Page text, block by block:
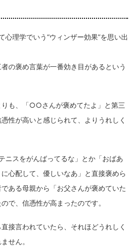
心理学でいう“ウィンザー効果”を思い出
の褒め言葉が一番効き目があるという
りも、「○○さんが褒めてたよ」と第三
性が高いと感じられて、よりうれしく
ニスをがんばってるな」とか「おばあ
心配して、優しいなあ」と直接褒めら
ある母親から「お父さんが褒めていた
で、信憑性が高まったのです。
接言われていたら、それほどうれしく
せん。